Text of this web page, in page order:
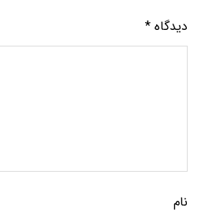
دیدگاه*
نام